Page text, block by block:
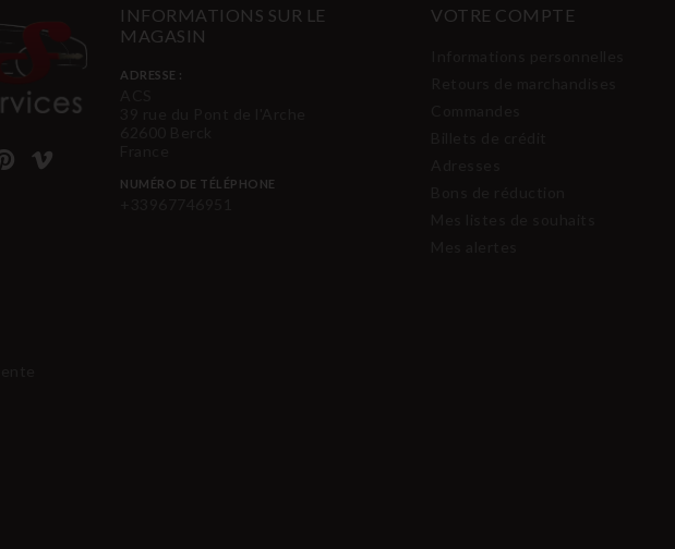
INFORMATIONS SUR LE
MAGASIN
ADRESSE :
NUMÉRO DE TÉLÉPHONE
VOTRE COMPTE